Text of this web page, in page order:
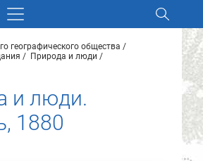
географического общества
Природа и люди
и люди.
1880